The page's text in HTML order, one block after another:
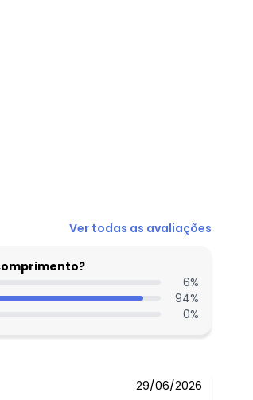
N/D*
N/D*
R$ 19,99
N/D*
N/D*
Ver todas as avaliações
6%
94%
0%
29/06/2026